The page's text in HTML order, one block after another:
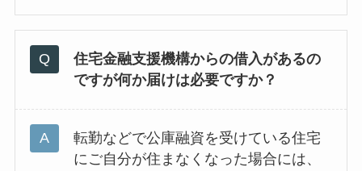
住宅金融支援機構からの借入があるの
ですが何か届けは必要ですか？
転勤などで公庫融資を受けている住宅
にご自分が住まなくなった場合には、